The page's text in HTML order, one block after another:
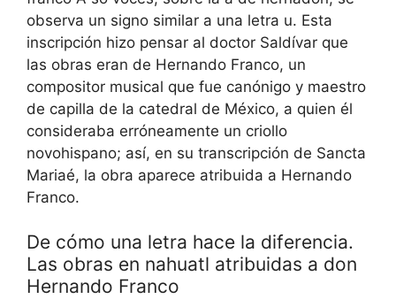
observa un signo similar a una letra u. Esta
inscripción hizo pensar al doctor Saldívar que
las obras eran de Hernando Franco, un
compositor musical que fue canónigo y maestro
de capilla de la catedral de México, a quien él
consideraba erróneamente un criollo
novohispano; así, en su transcripción de Sancta
Mariaé, la obra aparece atribuida a Hernando
Franco.
De cómo una letra hace la diferencia.
Las obras en nahuatl atribuidas a don
Hernando Franco